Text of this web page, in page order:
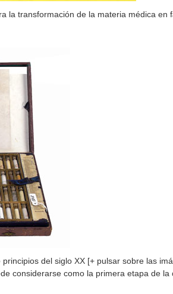
la transformación de la materia médica en
del siglo XX [+ pulsar sobre las
considerarse como la primera etapa de